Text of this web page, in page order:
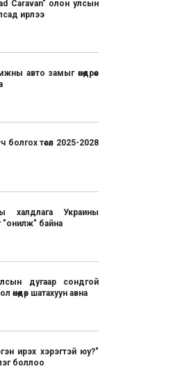
Caravan" олон улсын
ирлээ
авто замыг өнөөдрөөс
болгох төсөл 2025-2028
халдлага Украины
"онилж" байна
дугаар сондгой
өнөөдөр шатахуун авна
ирэх хэрэгтэй юу?"
боллоо